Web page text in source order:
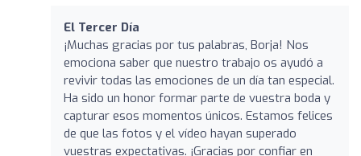
El Tercer Día
¡Muchas gracias por tus palabras, Borja! Nos
emociona saber que nuestro trabajo os ayudó a
revivir todas las emociones de un día tan especial.
Ha sido un honor formar parte de vuestra boda y
capturar esos momentos únicos. Estamos felices
de que las fotos y el vídeo hayan superado
vuestras expectativas. ¡Gracias por confiar en